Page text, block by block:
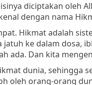
diciptakan oleh
dengan nama
Hikmat adalah
jatuh ke dalam dosa,
ada. Dan kita
dunia, sehingga
oleh orang-orang